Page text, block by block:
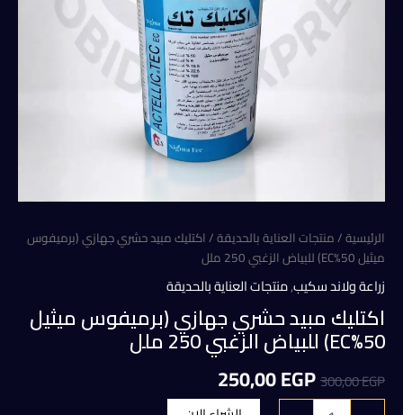
الرئيسية/منتجات العناية بالحديقة/ اكتليك مبيد حشري جهازي (برميفوس
ميثيل 50%EC) للبياض الزغبي 250 ملل
زراعة ولاند سكيب,منتجات العناية بالحديقة
اكتليك مبيد حشري جهازي (برميفوس ميثيل
50%EC) للبياض الزغبي 250 ملل
300,00EGP
السعر250,00EGP
كمية